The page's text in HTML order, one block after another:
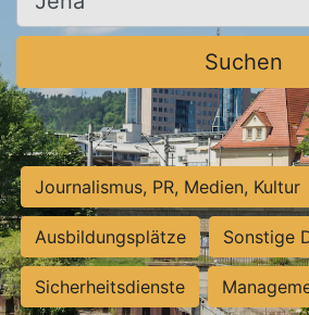
Suchen
Journalismus, PR, Medien, Kultur
Ausbildungsplätze Sonstige
Sicherheitsdienste